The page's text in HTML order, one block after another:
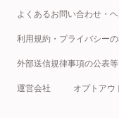
よくあるお問い合わせ・
利用規約・プライバシー
外部送信規律事項の公表
運営会社 オプトアウ